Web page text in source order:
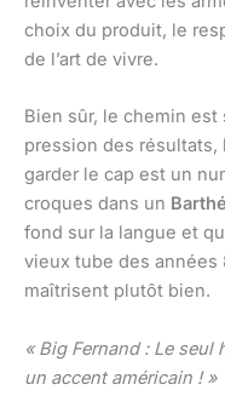
choix du produit, le
de l’art de vivre.
Bien sûr, le chemin est
pression des résultats,
garder le cap est un
croques dans un
fond sur la langue et
vieux tube des années
maîtrisent plutôt bien.
« Big Fernand : Le
un accent américain ! »